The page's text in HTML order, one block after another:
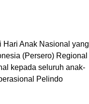
Anak Nasional yang
(Persero) Regional
kepada seluruh anak-
Pelindo